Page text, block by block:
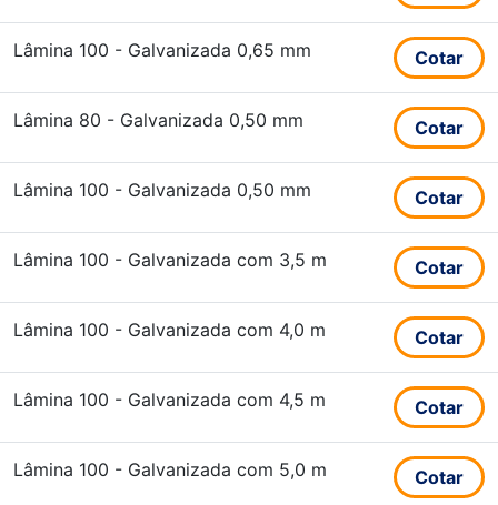
Lâmina 100 - Galvanizada 0,65 mm Cotar
Lâmina 80 - Galvanizada 0,50 mm Cotar
Lâmina 100 - Galvanizada 0,50 mm Cotar
Lâmina 100 - Galvanizada com 3,5 m Cotar
Lâmina 100 - Galvanizada com 4,0 m Cotar
Lâmina 100 - Galvanizada com 4,5 m Cotar
Lâmina 100 - Galvanizada com 5,0 m Cotar